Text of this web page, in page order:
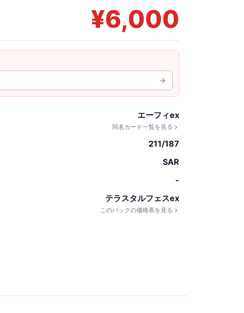
¥6,000
エーフィex
同名カード一覧を見る
211/187
SAR
-
テラスタルフェスex
このパックの価格表を見る